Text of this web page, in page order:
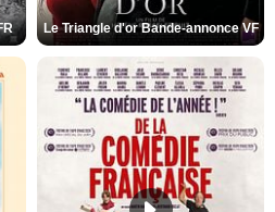
Le Triangle d'or Bande-annonce VF